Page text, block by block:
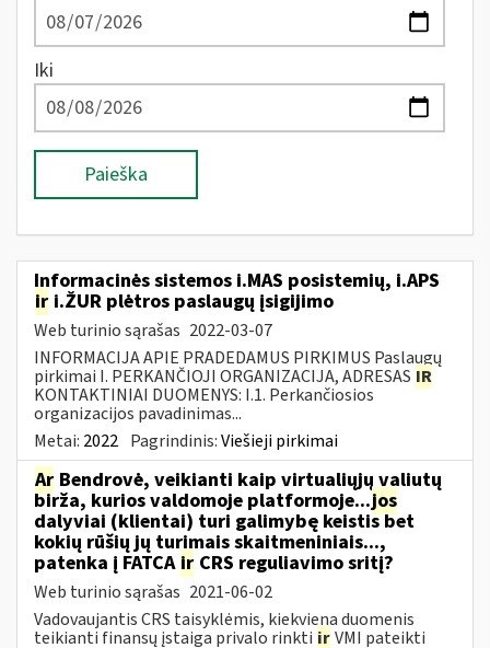
Iki
Paieška
Informacinės sistemos i.MAS posistemių, i.APS
ir i.ŽUR plėtros paslaugų įsigijimo
Web turinio sąrašas 2022-03-07
INFORMACIJA APIE PRADEDAMUS PIRKIMUS Paslaugų
pirkimai I. PERKANČIOJI ORGANIZACIJA, ADRESAS IR
KONTAKTINIAI DUOMENYS: I.1. Perkančiosios
organizacijos pavadinimas...
Metai: 2022 Pagrindinis:Viešieji pirkimai
Ar Bendrovė, veikianti kaip virtualiųjų valiutų
birža, kurios valdomoje platformoje...jos
dalyviai (klientai) turi galimybę keistis bet
kokių rūšių jų turimais skaitmeniniais...,
patenka į FATCA ir CRS reguliavimo sritį?
Web turinio sąrašas 2021-06-02
Vadovaujantis CRS taisyklėmis, kiekviena duomenis
teikianti finansų įstaiga privalo rinkti irVMI pateikti